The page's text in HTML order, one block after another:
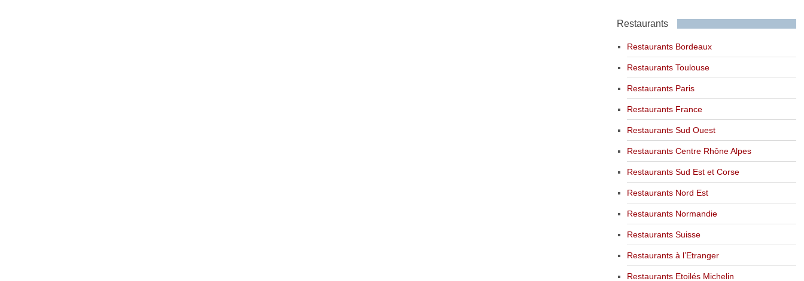
Restaurants
Restaurants Bordeaux
Restaurants Toulouse
Restaurants Paris
Restaurants France
Restaurants Sud Ouest
Restaurants Centre Rhône Alpes
Restaurants Sud Est et Corse
Restaurants Nord Est
Restaurants Normandie
Restaurants Suisse
Restaurants à l’Etranger
Restaurants Etoilés Michelin